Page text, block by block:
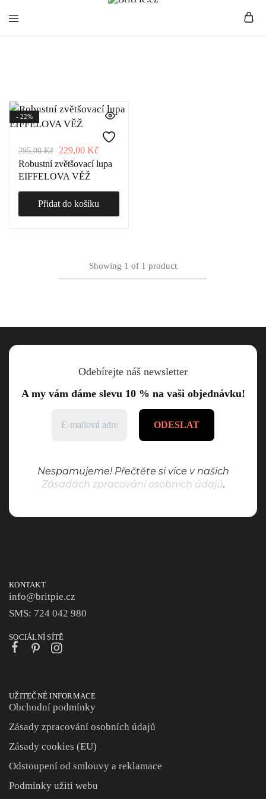
- 22%
295,00Kč 229,00 Kč
Robustní zvětšovací lupa
EIFFELOVA VĚŽ
Přidat do košíku
Showing 1 of 1 product
Odebírejte náš newsletter
A my vám dáme slevu 10 % na vaši objednávku!
Nespamujeme! Přečtěte si více v našich
Zásadách zpracování osobních údajů.
KONTAKT
info@britpie.cz
SMS: 724 042 980
SOCIÁLNÍ SÍTĚ
UŽITEČNÉ INFORMACE
Obchodní podmínky
Zásady zpracování osobních údajů
Zásady cookies (EU)
Odstoupení od smlouvy a reklamace
Podmínky užití webu